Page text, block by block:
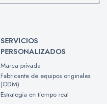
SERVICIOS
PERSONALIZADOS
Marca privada
Fabricante de equipos originales
(ODM)
Estrategia en tiempo real